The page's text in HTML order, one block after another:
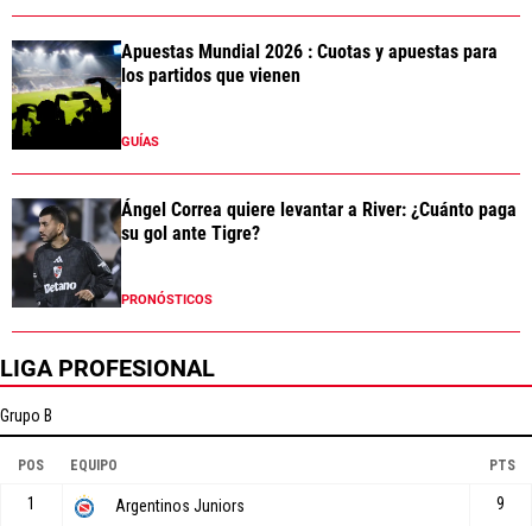
Apuestas Mundial 2026 : Cuotas y apuestas para
los partidos que vienen
GUÍAS
Ángel Correa quiere levantar a River: ¿Cuánto paga
su gol ante Tigre?
PRONÓSTICOS
LIGA PROFESIONAL